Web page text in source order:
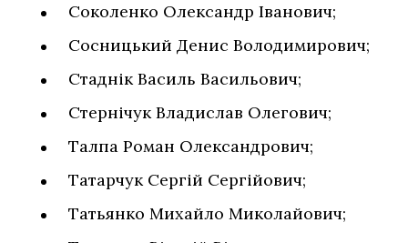
Соколенко Олександр Іванович;
Сосницький Денис Володимирович;
Стаднік Василь Васильович;
Стернічук Владислав Олегович;
Талпа Роман Олександрович;
Татарчук Сергій Сергійович;
Татьянко Михайло Миколайович;